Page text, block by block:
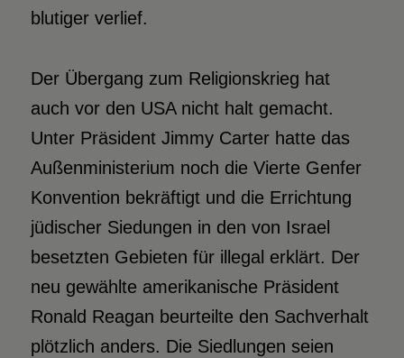
blutiger verlief.
Der Übergang zum Religionskrieg hat
auch vor den USA nicht halt gemacht.
Unter Präsident Jimmy Carter hatte das
Außenministerium noch die Vierte Genfer
Konvention bekräftigt und die Errichtung
jüdischer Siedungen in den von Israel
besetzten Gebieten für illegal erklärt. Der
neu gewählte amerikanische Präsident
Ronald Reagan beurteilte den Sachverhalt
plötzlich anders. Die Siedlungen seien